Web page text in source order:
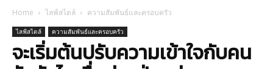
Home ไลฟ์สไตล์ ความสัมพันธ์และครอบครัว
ไลฟ์สไตล์ ความสัมพันธ์และครอบครัว
จะเริ่มต้นปรับความเข้าใจกับคน